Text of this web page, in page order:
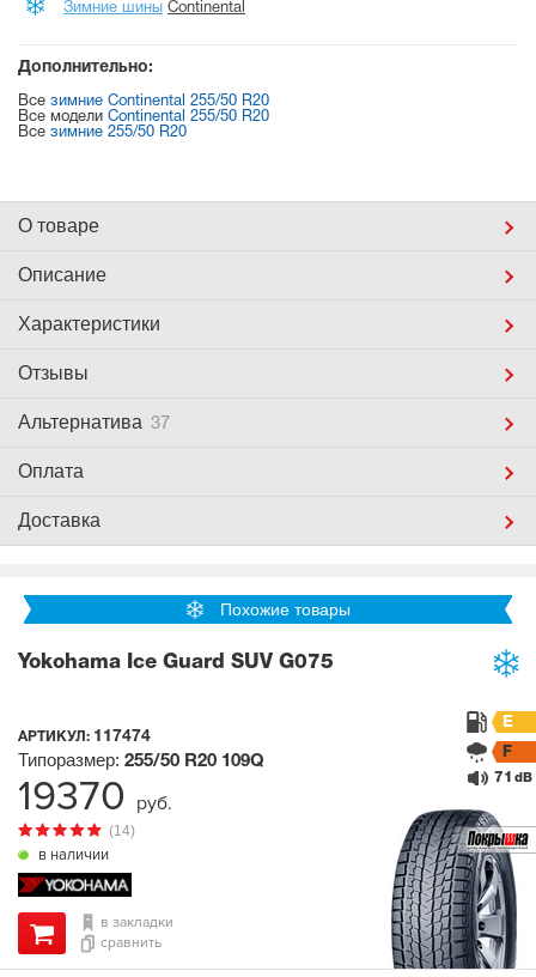
Зимние шины Continental
Дополнительно:
Все зимние Continental 255/50 R20
Все модели Continental 255/50 R20
Все зимние 255/50 R20
О товаре
Описание
Характеристики
Отзывы
Альтернатива 37
Оплата
Доставка
Похожие товары
Yokohama Ice Guard SUV G075
АРТИКУЛ: 117474
в наличии
(14)
Типоразмер: 255/50 R20 109Q
E
F
71 dB
в закладки
сравнить
19370 руб.